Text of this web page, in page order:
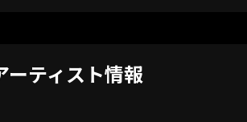
ーティスト情報